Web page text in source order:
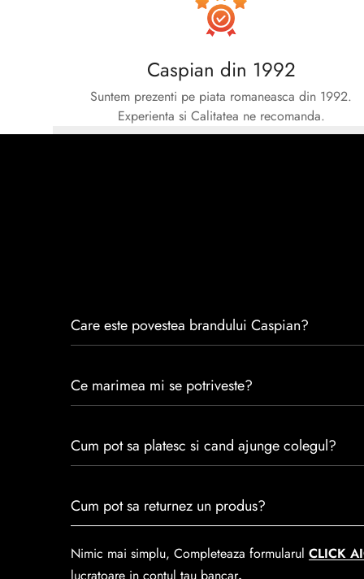
Caspian din 1992
Suntem prezenti pe piata romaneasca din 1992.
Experienta si Calitatea ne recomanda.
Care este povestea brandului Caspian?
satisfacția clienților.Fiecare pereche de încălțăminte
Ce marimea mi se potriveste?
Cum pot sa platesc si cand ajunge colegul?
predare laEasybox-ul Emag.
Cosul de livrareeste 15 lei pentru o comanda mai
Cum pot sa returnez un produs?
Nimic mai simplu, Completeaza formularul CLICK